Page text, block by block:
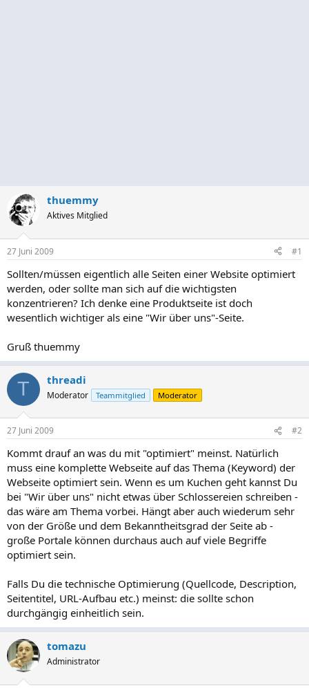
thuemmy
Aktives Mitglied
27 Juni 2009 #1
Sollten/müssen eigentlich alle Seiten einer Website optimiert
werden, oder sollte man sich auf die wichtigsten
konzentrieren? Ich denke eine Produktseite ist doch
wesentlich wichtiger als eine "Wir über uns"-Seite.
Gruß thuemmy
T threadi
Moderator Teammitglied Moderator
27 Juni 2009 #2
Kommt drauf an was du mit "optimiert" meinst. Natürlich
muss eine komplette Webseite auf das Thema (Keyword) der
Webseite optimiert sein. Wenn es um Kuchen geht kannst Du
bei "Wir über uns" nicht etwas über Schlossereien schreiben -
das wäre am Thema vorbei. Hängt aber auch wiederum sehr
von der Größe und dem Bekanntheitsgrad der Seite ab -
große Portale können durchaus auch auf viele Begriffe
optimiert sein.
Falls Du die technische Optimierung (Quellcode, Description,
Seitentitel, URL-Aufbau etc.) meinst: die sollte schon
durchgängig einheitlich sein.
tomazu
Administrator